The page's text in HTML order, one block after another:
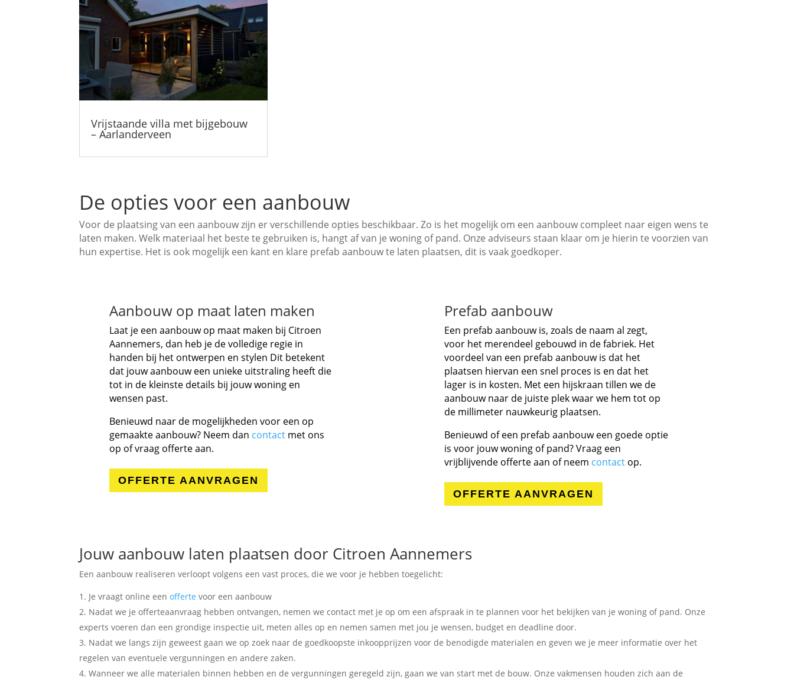
Vrijstaande villa met bijgebouw
– Aarlanderveen
De opties voor een aanbouw
Voor de plaatsing van een aanbouw zijn er verschillende opties beschikbaar. Zo is het mogelijk om een aanbouw compleet naar eigen wens te
laten maken. Welk materiaal het beste te gebruiken is, hangt af van je woning of pand. Onze adviseurs staan klaar om je hierin te voorzien van
hun expertise. Het is ook mogelijk een kant en klare prefab aanbouw te laten plaatsen, dit is vaak goedkoper.
Aanbouw op maat laten maken
Laat je een aanbouw op maat maken bij Citroen
Aannemers, dan heb je de volledige regie in
handen bij het ontwerpen en stylen Dit betekent
dat jouw aanbouw een unieke uitstraling heeft die
tot in de kleinste details bij jouw woning en
wensen past.
Benieuwd naar de mogelijkheden voor een op
gemaakte aanbouw? Neem dan contact met ons
op of vraag offerte aan.
OFFERTE AANVRAGEN
Prefab aanbouw
Een prefab aanbouw is, zoals de naam al zegt,
voor het merendeel gebouwd in de fabriek. Het
voordeel van een prefab aanbouw is dat het
plaatsen hiervan een snel proces is en dat het
lager is in kosten. Met een hijskraan tillen we de
aanbouw naar de juiste plek waar we hem tot op
de millimeter nauwkeurig plaatsen.
Benieuwd of een prefab aanbouw een goede optie
is voor jouw woning of pand? Vraag een
vrijblijvende offerte aan of neem contact op.
OFFERTE AANVRAGEN
Jouw aanbouw laten plaatsen door Citroen Aannemers
Een aanbouw realiseren verloopt volgens een vast proces, die we voor je hebben toegelicht:
Je vraagt online eenofferte voor een aanbouw
Nadat we je offerteaanvraag hebben ontvangen, nemen we contact met je op om een afspraak in te plannen voor het bekijken van je woning of pand. Onze
experts voeren dan een grondige inspectie uit, meten alles op en nemen samen met jou je wensen, budget en deadline door.
Nadat we langs zijn geweest gaan we op zoek naar de goedkoopste inkoopprijzen voor de benodigde materialen en geven we je meer informatie over het
regelen van eventuele vergunningen en andere zaken.
Wanneer we alle materialen binnen hebben en de vergunningen geregeld zijn, gaan we van start met de bouw. Onze vakmensen houden zich aan de